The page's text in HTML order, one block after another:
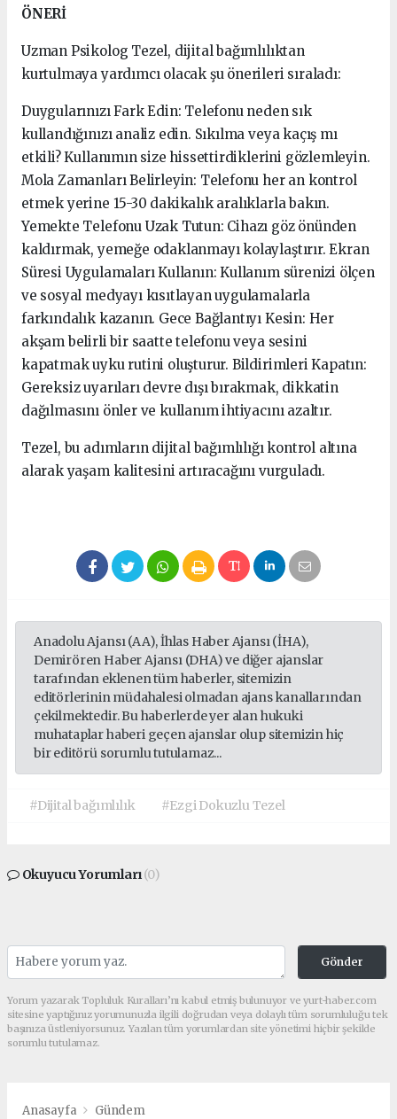
ÖNERİ
Uzman Psikolog Tezel, dijital bağımlılıktan
kurtulmaya yardımcı olacak şu önerileri sıraladı:
Duygularınızı Fark Edin: Telefonu neden sık
kullandığınızı analiz edin. Sıkılma veya kaçış mı
etkili? Kullanımın size hissettirdiklerini gözlemleyin.
Mola Zamanları Belirleyin: Telefonu her an kontrol
etmek yerine 15-30 dakikalık aralıklarla bakın.
Yemekte Telefonu Uzak Tutun: Cihazı göz önünden
kaldırmak, yemeğe odaklanmayı kolaylaştırır. Ekran
Süresi Uygulamaları Kullanın: Kullanım sürenizi ölçen
ve sosyal medyayı kısıtlayan uygulamalarla
farkındalık kazanın. Gece Bağlantıyı Kesin: Her
akşam belirli bir saatte telefonu veya sesini
kapatmak uyku rutini oluşturur. Bildirimleri Kapatın:
Gereksiz uyarıları devre dışı bırakmak, dikkatin
dağılmasını önler ve kullanım ihtiyacını azaltır.
Tezel, bu adımların dijital bağımlılığı kontrol altına
alarak yaşam kalitesini artıracağını vurguladı.
Anadolu Ajansı (AA), İhlas Haber Ajansı (İHA),
Demirören Haber Ajansı (DHA) ve diğer ajanslar
tarafından eklenen tüm haberler, sitemizin
editörlerinin müdahalesi olmadan ajans kanallarından
çekilmektedir. Bu haberlerde yer alan hukuki
muhataplar haberi geçen ajanslar olup sitemizin hiç
bir editörü sorumlu tutulamaz...
#Dijital bağımlılık #Ezgi Dokuzlu Tezel
Okuyucu Yorumları(0)
Gönder
Yorum yazarak Topluluk Kuralları’nı kabul etmiş bulunuyor ve yurt-haber.com
sitesine yaptığınız yorumunuzla ilgili doğrudan veya dolaylı tüm sorumluluğu tek
başınıza üstleniyorsunuz. Yazılan tüm yorumlardan site yönetimi hiçbir şekilde
sorumlu tutulamaz.
Anasayfa Gündem